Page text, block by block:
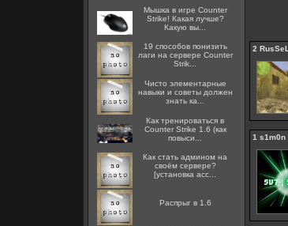
Мышка в игре Counter
Strike! Какая лучше?
Какую вы...
19 способов понизить
лаги на сервере Counter
Strik...
Чисто элементарные
навыки и советы должен
знать ка...
Как тренироваться в
Counter Strike 1.6 (как
повыси...
Как стать админом на
своём сервере?
[установка acc...
Распрыг в 1.6
2 RusSeL
1 s1m0n